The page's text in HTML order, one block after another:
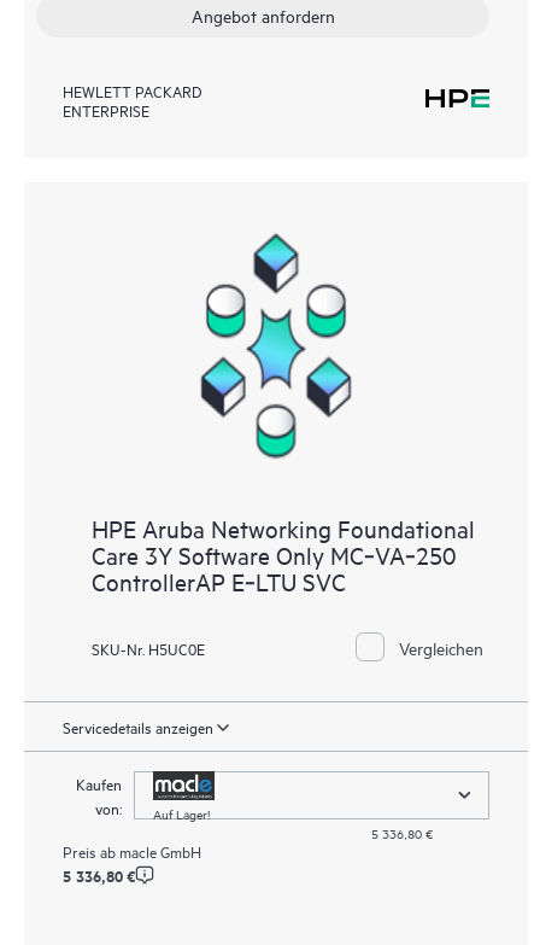
Angebot anfordern
HEWLETT PACKARD
ENTERPRISE
HPE Aruba Networking Foundational
Care 3Y Software Only MC‑VA‑250
ControllerAP E‑LTU SVC
SKU-Nr. H5UC0E Vergleichen
Servicedetails anzeigen
Kaufen
von:
Auf Lager!
5 336,80 €
Preis ab macle GmbH
5 336,80 €